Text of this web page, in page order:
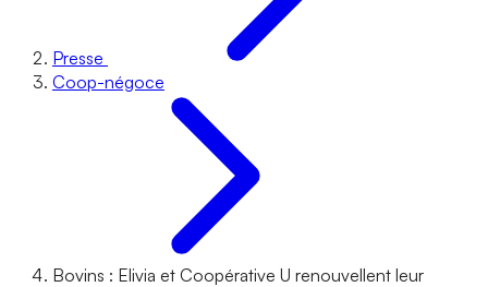
Presse
Coop-négoce
Bovins : Elivia et Coopérative U renouvellent leur